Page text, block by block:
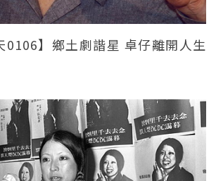
0106】鄉土劇諧星 卓仔離開人生